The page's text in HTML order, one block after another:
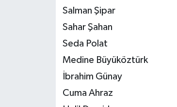
Salman Şipar
Sahar Şahan
Seda Polat
Medine Büyüköztürk
İbrahim Günay
Cuma Ahraz